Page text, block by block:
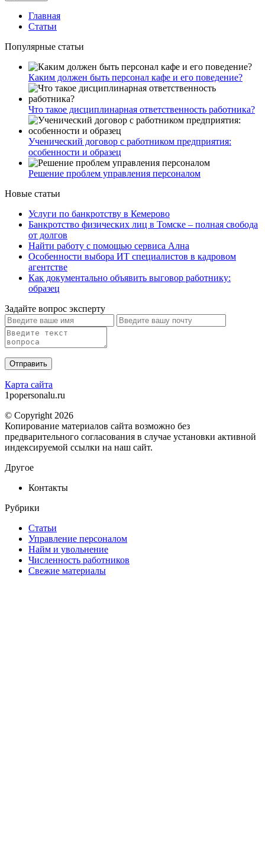
Главная
Статьи
Популярные статьи
Каким должен быть персонал кафе и его поведение?
Что такое дисциплинарная ответственность работника?
Ученический договор с работником предприятия:
особенности и образец
Решение проблем управления персоналом
Новые статьи
Услуги по банкротству в Кемерово
Банкротство физических лиц в Томске – полная свобода
от долгов
Найти работу с помощью сервиса Ална
Особенности выбора ИТ специалистов в кадровом
агентстве
Как документально объявить выговор работнику:
образец
Задайте вопрос эксперту
Карта сайта
1popersonalu.ru
© Copyright 2026
Копирование материалов сайта возможно без
предварительного согласования в случае установки активной
индексируемой ссылки на наш сайт.
Другое
Контакты
Рубрики
Статьи
Управление персоналом
Найм и увольнение
Численность работников
Свежие материалы